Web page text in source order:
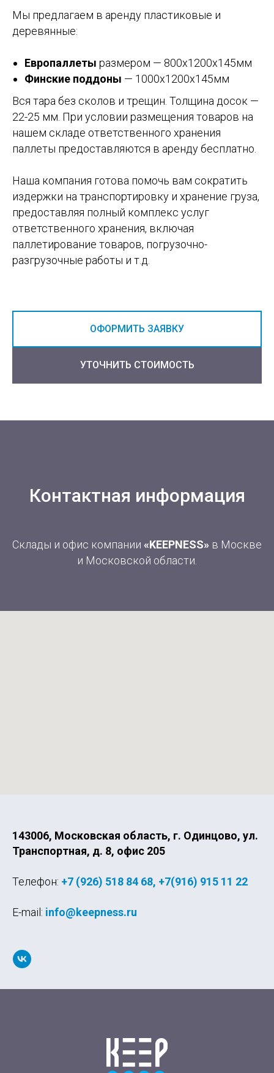
Мы предлагаем в аренду пластиковые и
деревянные:
Европаллеты размером — 800х1200х145мм
Финские поддоны — 1000х1200х145мм
Вся тара без сколов и трещин. Толщина досок —
22-25 мм. При условии размещения товаров на
нашем складе ответственного хранения
паллеты предоставляются в аренду бесплатно.
Наша компания готова помочь вам сократить
издержки на транспортировку и хранение груза,
предоставляя полный комплекс услуг
ответственного хранения, включая
паллетирование товаров, погрузочно-
разгрузочные работы и т.д.
ОФОРМИТЬ ЗАЯВКУ
УТОЧНИТЬ СТОИМОСТЬ
Контактная информация
Склады и офис компании «KEEPNESS» в Москве
и Московской области.
143006, Московская область, г. Одинцово, ул.
Транспортная, д. 8, офис 205
Телефон: +7 (926) 518 84 68, +7(916) 915 11 22
E-mail: info@keepness.ru